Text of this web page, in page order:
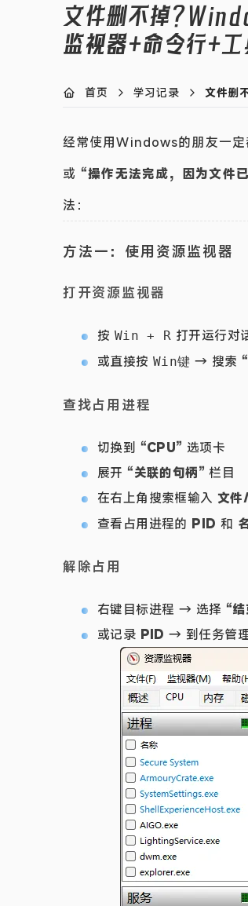
文件删不掉？
监视器+命令行+工
首页 学习记录 文件删
经常使用Windows的朋友一
或 “操作无法完成，因为文件
法：
方法一：使用资源监视器
打开资源监视器
按 Win + R 打开运行对
或直接按 Win键 → 搜索
查找占用进程
切换到 “CPU” 选项卡
展开 “关联的句柄” 栏目
在右上角搜索框输入 文件
查看占用进程的 PID 和
解除占用
右键目标进程 → 选择 “
或记录 PID → 到任务管